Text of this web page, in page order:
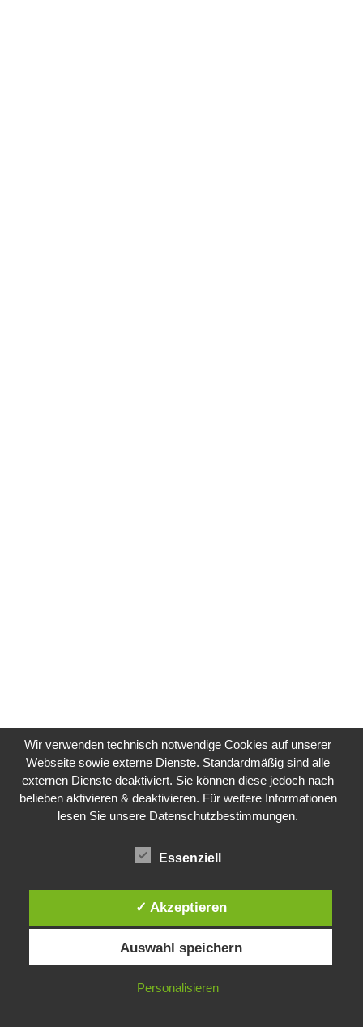
Wir verwenden technisch notwendige Cookies auf unserer
Webseite sowie externe Dienste. Standardmäßig sind alle
externen Dienste deaktiviert. Sie können diese jedoch nach
belieben aktivieren & deaktivieren. Für weitere Informationen
lesen Sie unsere Datenschutzbestimmungen.
Essenziell
✓ Akzeptieren
Auswahl speichern
Personalisieren